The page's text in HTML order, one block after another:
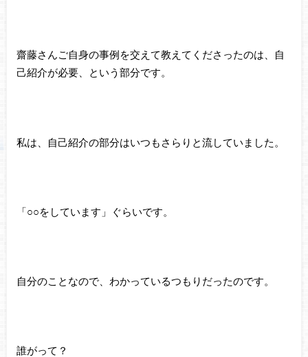
齋藤さんご自身の事例を交えて教えてくださったのは、自
己紹介が必要、という部分です。
私は、自己紹介の部分はいつもさらりと流していました。
「○○をしています」ぐらいです。
自分のことなので、わかっているつもりだったのです。
誰がって？